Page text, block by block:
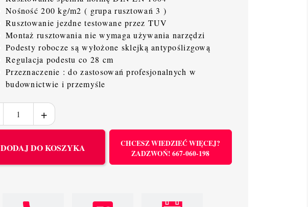
Nośność 200 kg/m2 ( grupa rusztowań 3 )
Rusztowanie jezdne testowane przez TUV
Montaż rusztowania nie wymaga używania narzędzi
Podesty robocze są wyłożone sklejką antypoślizgową
Regulacja podestu co 28 cm
Przeznaczenie : do zastosowań profesjonalnych w
budownictwie i przemyśle
DODAJ DO KOSZYKA
CHCESZ WIEDZIEĆ WIĘCEJ?
ZADZWOŃ! 667-060-198